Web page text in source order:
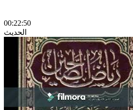
00:22:50
الحديث